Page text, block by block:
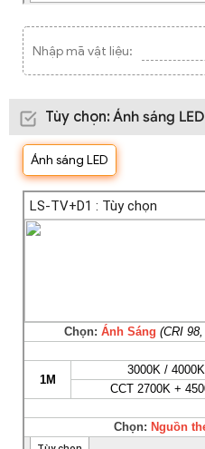
Nhập mã vật liệu:
Tùy chọn: Ánh sáng LED
Ánh sáng LED